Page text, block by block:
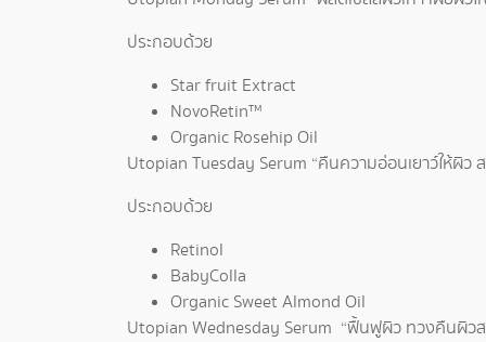
ประกอบด้วย
Star fruit Extract
NovoRetin™
Organic Rosehip Oil
Utopian Tuesday Serum “คืนความอ่อนเยาว์ให้ผิว ส
ประกอบด้วย
Retinol
BabyColla
Organic Sweet Almond Oil
Utopian Wednesday Serum “ฟื้นฟูผิว ทวงคืนผิวส